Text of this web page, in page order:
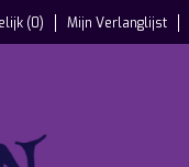
(0) Mijn Verlanglijst